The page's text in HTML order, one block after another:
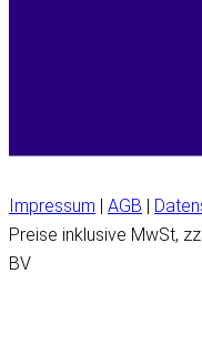
Impressum AGB
Preise inklusive MwSt,
BV